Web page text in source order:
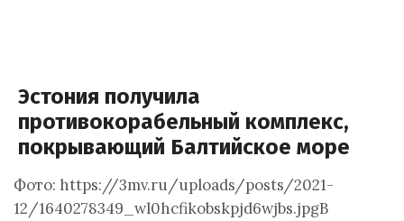
Эстония получила
противокорабельный комплекс,
покрывающий Балтийское море
Фото: https://3mv.ru/uploads/posts/2021-
12/1640278349_wl0hcfikobskpjd6wjbs.jpgВ